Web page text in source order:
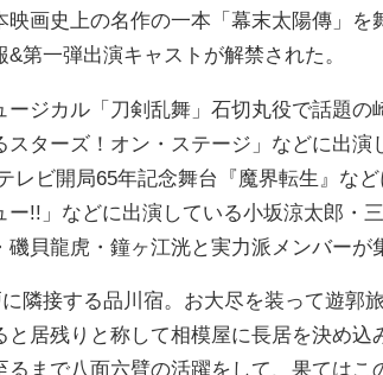
画史上の名作の一本「幕末太陽傳」を
第一弾出演キャストが解禁された。
ジカル「刀剣乱舞」石切丸役で話題の
ターズ！オン・ステージ」などに出演
レビ開局65年記念舞台『魔界転生』な
!!」などに出演している小坂涼太郎・
貝龍虎・鐘ヶ江洸と実力派メンバーが
隣接する品川宿。お大尽を装って遊郭
居残りと称して相模屋に長居を決め込
まで八面六臂の活躍をして、果てはこ